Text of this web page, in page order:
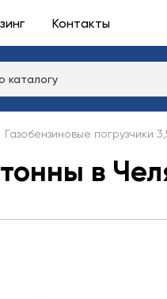
Контакты
Газобензиновые погрузчики
в